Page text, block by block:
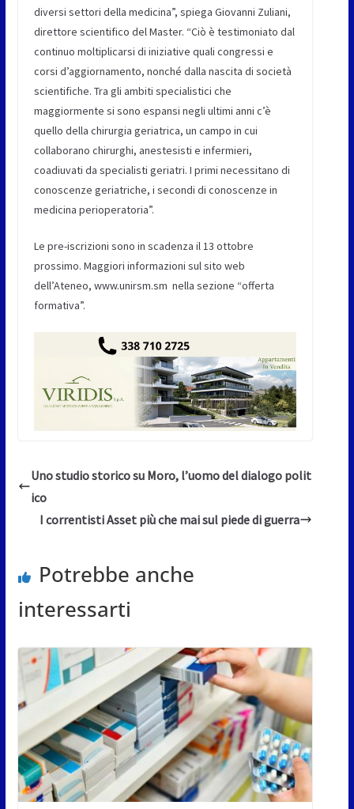
diversi settori della medicina”, spiega Giovanni Zuliani,
direttore scientifico del Master. “Ciò è testimoniato dal
continuo moltiplicarsi di iniziative quali congressi e
corsi d’aggiornamento, nonché dalla nascita di società
scientifiche. Tra gli ambiti specialistici che
maggiormente si sono espansi negli ultimi anni c’è
quello della chirurgia geriatrica, un campo in cui
collaborano chirurghi, anestesisti e infermieri,
coadiuvati da specialisti geriatri. I primi necessitano di
conoscenze geriatriche, i secondi di conoscenze in
medicina perioperatoria”.
Le pre-iscrizioni sono in scadenza il 13 ottobre
prossimo. Maggiori informazioni sul sito web
dell’Ateneo, www.unirsm.sm nella sezione “offerta
formativa”.
Uno studio storico su Moro, l’uomo del dialogo polit
ico
I correntisti Asset più che mai sul piede di guerra
Potrebbe anche
interessarti